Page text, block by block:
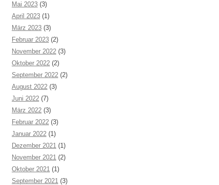
Mai 2023 (3)
April 2023 (1)
März 2023 (3)
Februar 2023 (2)
November 2022 (3)
Oktober 2022 (2)
September 2022 (2)
August 2022 (3)
Juni 2022 (7)
März 2022 (3)
Februar 2022 (3)
Januar 2022 (1)
Dezember 2021 (1)
November 2021 (2)
Oktober 2021 (1)
September 2021 (3)